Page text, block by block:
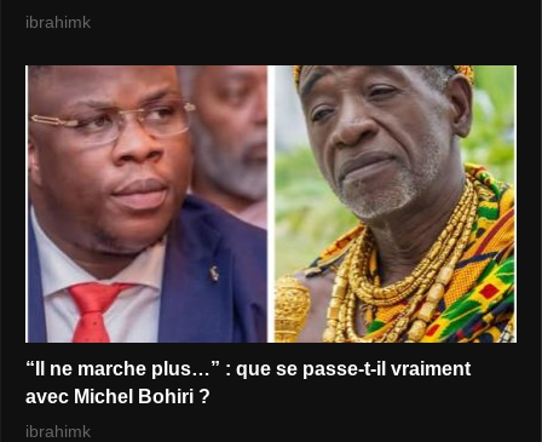
ibrahimk
“Il ne marche plus…” : que se passe-t-il vraiment
avec Michel Bohiri ?
ibrahimk